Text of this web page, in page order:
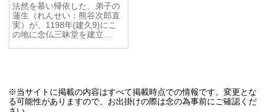
法然を慕い帰依した、弟子の
蓮生（れんせい：熊谷次郎直
実）が、1198年(建久9)にこ
の地に念仏三昧堂を建立…
※当サイトに掲載の内容はすべて掲載時点での情報です。変更とな
る可能性がありますので、お出掛けの際は念の為事前にご確認くだ